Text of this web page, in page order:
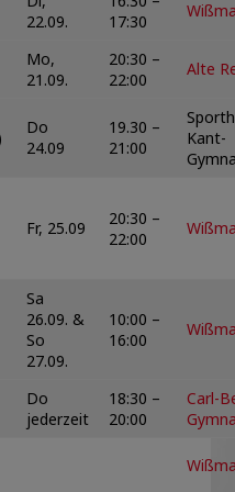
22.09.
17:30
Mo,
21.09.
20:30 –
22:00
Alte
Do
24.09
19.30 –
21:00
Kant-
Fr, 25.09
20:30 –
22:00
Sa
26.09. &
So
27.09.
10:00 –
16:00
Do
jederzeit
18:30 –
20:00
Carl-